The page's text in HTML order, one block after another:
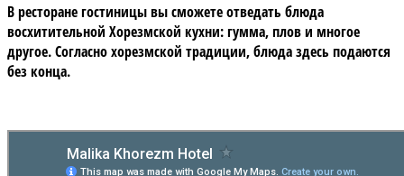
В ресторане гостиницы вы сможете отведать блюда
восхитительной Хорезмской кухни: гумма, плов и многое
другое. Согласно хорезмской традиции, блюда здесь подаются
без конца.